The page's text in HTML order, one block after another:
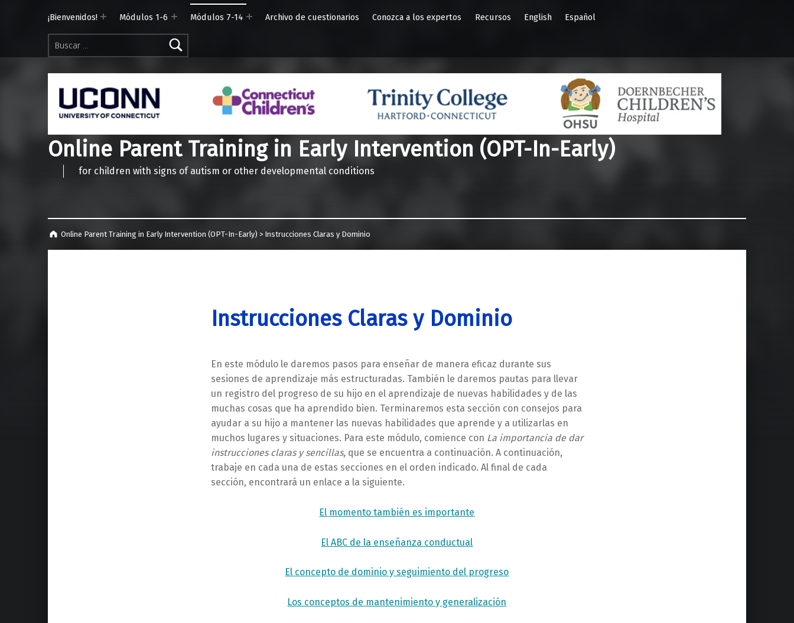
Buscar:
¡Bienvenidos! Módulos 1-6 Módulos 7-14 Archivo de cuestionarios Conozca a los expertos Recursos English Español
Online Parent Training in Early Intervention (OPT-In-Early)
for children with signs of autism or other developmental conditions
Online Parent Training in Early Intervention (OPT-In-Early) > Instrucciones Claras y Dominio
Instrucciones Claras y Dominio
En este módulo le daremos pasos para enseñar de manera eficaz durante sus
sesiones de aprendizaje más estructuradas. También le daremos pautas para llevar
un registro del progreso de su hijo en el aprendizaje de nuevas habilidades y de las
muchas cosas que ha aprendido bien. Terminaremos esta sección con consejos para
ayudar a su hijo a mantener las nuevas habilidades que aprende y a utilizarlas en
muchos lugares y situaciones. Para este módulo, comience con La importancia de dar
instrucciones claras y sencillas, que se encuentra a continuación. A continuación,
trabaje en cada una de estas secciones en el orden indicado. Al final de cada
sección, encontrará un enlace a la siguiente.
El momento también es importante
El ABC de la enseñanza conductual
El concepto de dominio y seguimiento del progreso
Los conceptos de mantenimiento y generalización